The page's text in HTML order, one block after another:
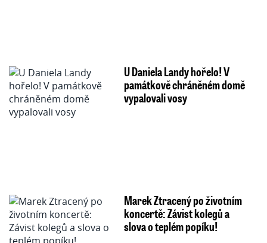
U Daniela Landy hořelo! V
památkově chráněném domě
vypalovali vosy
Marek Ztracený po životním
koncertě: Závist kolegů a
slova o teplém popíku!